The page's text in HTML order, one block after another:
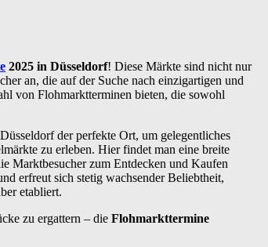
2025 in Düsseldorf! Diese Märkte sind nicht nur
an, die auf der Suche nach einzigartigen und
von Flohmarktterminen bieten, die sowohl
der perfekte Ort, um gelegentliches
zu erleben. Hier findet man eine breite
Marktbesucher zum Entdecken und Kaufen
erfreut sich stetig wachsender Beliebtheit,
etabliert.
zu ergattern – die Flohmarkttermine